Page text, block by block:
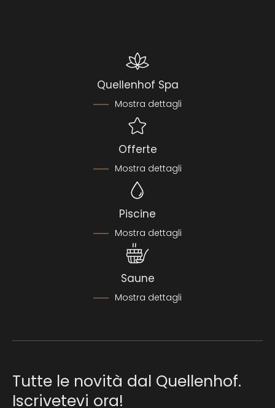
sabato, la domenica e i giorni festivi! |
Mostra dettagli
Richiedi
Quellenhof Spa
Mostra dettagli
Offerte
Mostra dettagli
Piscine
Mostra dettagli
Saune
Mostra dettagli
Tutte le novità dal Quellenhof.
Iscrivetevi ora!